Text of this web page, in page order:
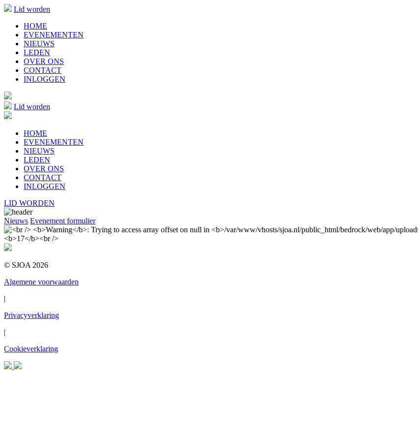
Lid worden
HOME
EVENEMENTEN
NIEUWS
LEDEN
OVER ONS
CONTACT
INLOGGEN
Lid worden
HOME
EVENEMENTEN
NIEUWS
LEDEN
OVER ONS
CONTACT
INLOGGEN
LID WORDEN
Nieuws Evenement formulier
© SJOA 2026
Algemene voorwaarden
|
Privacyverklaring
|
Cookieverklaring